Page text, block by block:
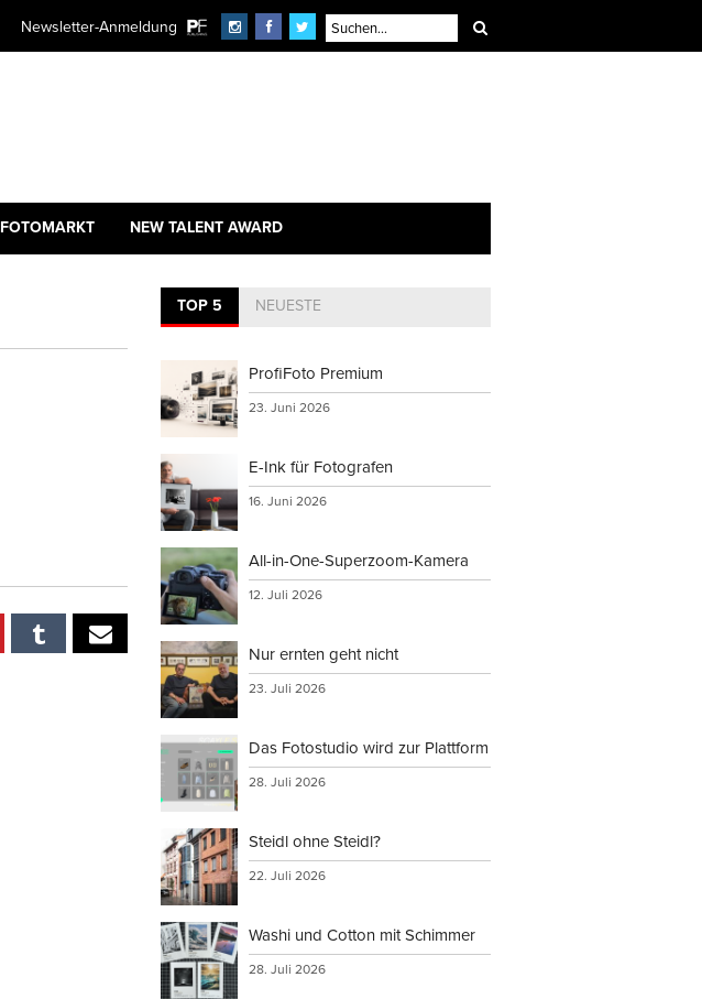
Newsletter-Anmeldung
FOTOMARKT NEW TALENT AWARD
TOP 5 NEUESTE
ProfiFoto Premium
23. Juni 2026
E-Ink für Fotografen
16. Juni 2026
All-in-One-Superzoom-Kamera
12. Juli 2026
Nur ernten geht nicht
23. Juli 2026
Das Fotostudio wird zur Plattform
28. Juli 2026
Steidl ohne Steidl?
22. Juli 2026
Washi und Cotton mit Schimmer
28. Juli 2026